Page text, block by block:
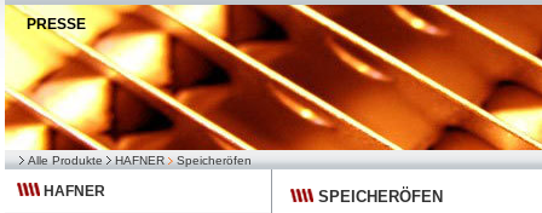
PRESSE
Alle Produkte HAFNER Speicheröfen
HAFNER SPEICHERÖFEN